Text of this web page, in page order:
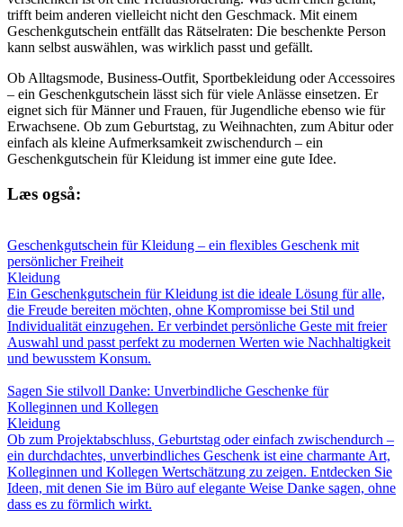
trifft beim anderen vielleicht nicht den Geschmack. Mit einem
Geschenkgutschein entfällt das Rätselraten: Die beschenkte Person
kann selbst auswählen, was wirklich passt und gefällt.
Ob Alltagsmode, Business-Outfit, Sportbekleidung oder Accessoires
– ein Geschenkgutschein lässt sich für viele Anlässe einsetzen. Er
eignet sich für Männer und Frauen, für Jugendliche ebenso wie für
Erwachsene. Ob zum Geburtstag, zu Weihnachten, zum Abitur oder
einfach als kleine Aufmerksamkeit zwischendurch – ein
Geschenkgutschein für Kleidung ist immer eine gute Idee.
Læs også:
Geschenkgutschein für Kleidung – ein flexibles Geschenk mit
persönlicher Freiheit
Kleidung
Ein Geschenkgutschein für Kleidung ist die ideale Lösung für alle,
die Freude bereiten möchten, ohne Kompromisse bei Stil und
Individualität einzugehen. Er verbindet persönliche Geste mit freier
Auswahl und passt perfekt zu modernen Werten wie Nachhaltigkeit
und bewusstem Konsum.
Sagen Sie stilvoll Danke: Unverbindliche Geschenke für
Kolleginnen und Kollegen
Kleidung
Ob zum Projektabschluss, Geburtstag oder einfach zwischendurch –
ein durchdachtes, unverbindliches Geschenk ist eine charmante Art,
Kolleginnen und Kollegen Wertschätzung zu zeigen. Entdecken Sie
Ideen, mit denen Sie im Büro auf elegante Weise Danke sagen, ohne
dass es zu förmlich wirkt.